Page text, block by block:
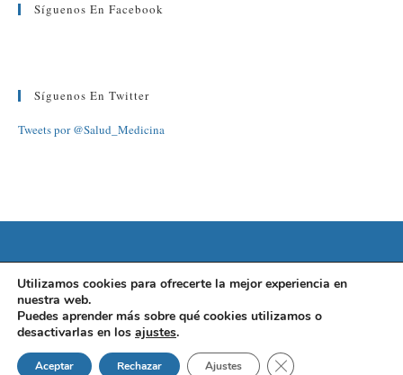
Síguenos En Facebook
Síguenos En Twitter
Tweets por @Salud_Medicina
©2022 FUNDACIÓN BARCELONA SALUD
AVISO LEGAL|POLÍTICA DE PRIVACIDAD|POLÍTICA DE
COOKIES
Utilizamos cookies para ofrecerte la mejor experiencia en
nuestra web.
Puedes aprender más sobre qué cookies utilizamos o
desactivarlas en los ajustes.
Aceptar Rechazar Ajustes Cerrar el banner de